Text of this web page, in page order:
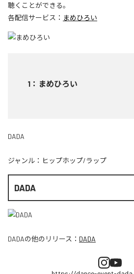
聴くことができる。
各配信サービス： まめひろい
1 ： まめひろい
DADA
ジャンル： ヒップホップ/ラップ
DADA
DADAの他のリリース： DADA